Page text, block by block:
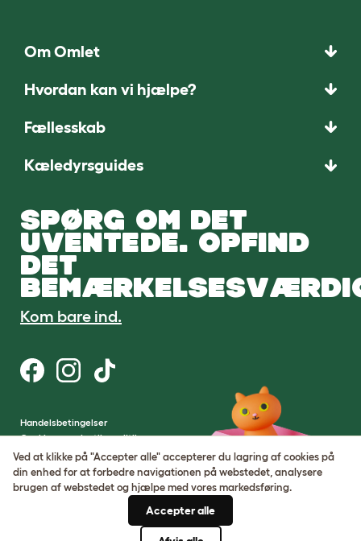
Om Omlet
Hvordan kan vi hjælpe?
Fællesskab
Kæledyrsguides
SPØRG OM DET
UVENTEDE. OPFIND
DET
Kom bare ind.
Handelsbetingelser
Cookie- og privatlivspolitik
Cookie Settings
Sitemap
Virksomhedens registreringsnummer:
Ved at klikke på "Accepter alle" accepterer du lagring af cookies på
din enhed for at forbedre navigationen på webstedet, analysere
brugen af ​​webstedet og hjælpe med vores markedsføring.
Accepter alle